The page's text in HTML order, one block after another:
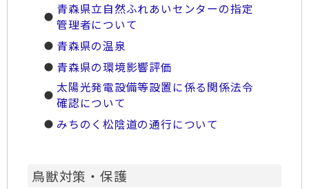
青森県立自然ふれあいセンターの指定
管理者について
青森県の温泉
青森県の環境影響評価
太陽光発電設備等設置に係る関係法令
確認について
みちのく松陰道の通行について
鳥獣対策・保護